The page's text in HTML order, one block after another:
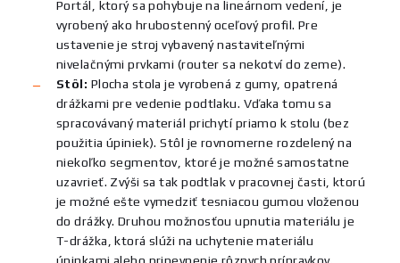
Portál, ktorý sa pohybuje na lineárnom vedení, je
vyrobený ako hrubostenný oceľový profil. Pre
ustavenie je stroj vybavený nastaviteľnými
nivelačnými prvkami (router sa nekotví do zeme).
Stôl: Plocha stola je vyrobená z gumy, opatrená
drážkami pre vedenie podtlaku. Vďaka tomu sa
spracovávaný materiál prichytí priamo k stolu (bez
použitia úpiniek). Stôl je rovnomerne rozdelený na
niekoľko segmentov, ktoré je možné samostatne
uzavrieť. Zvýši sa tak podtlak v pracovnej časti, ktorú
je možné ešte vymedziť tesniacou gumou vloženou
do drážky. Druhou možnosťou upnutia materiálu je
T-drážka, ktorá slúži na uchytenie materiálu